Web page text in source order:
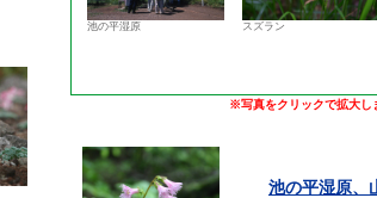
池の平湿原 スズラン
※写真をクリックで拡大し
池の平湿原、